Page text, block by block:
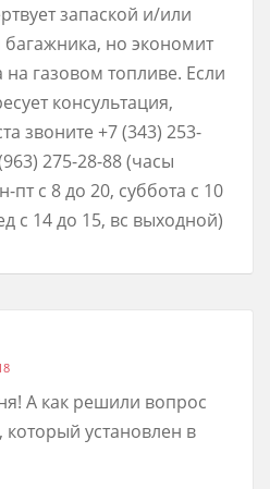
запаской и/или
но экономит
на газовом топливе. Если
консультация,
звоните +7 (343) 253-
275-28-88 (часы
пт с 8 до 20, суббота с 10
с 14 до 15, вс выходной)
А как решили вопрос
который установлен в